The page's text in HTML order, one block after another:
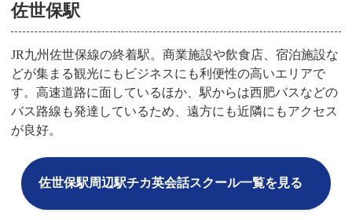
佐世保駅
JR九州佐世保線の終着駅。商業施設や飲食店、宿泊施設な
どが集まる観光にもビジネスにも利便性の高いエリアで
す。高速道路に面しているほか、駅からは西肥バスなどの
バス路線も発達しているため、遠方にも近隣にもアクセス
が良好。
佐世保駅周辺駅チカ英会話スクール一覧を見る